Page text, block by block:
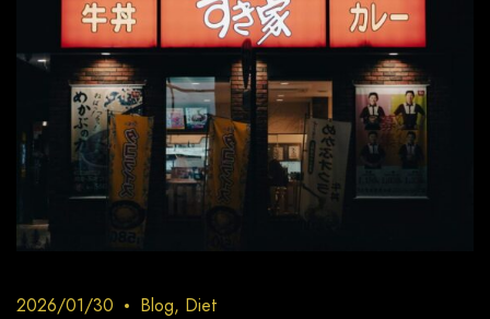
2026/01/30 Blog, Diet